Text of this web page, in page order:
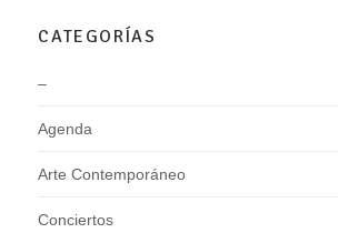
CATEGORÍAS
–
Agenda
Arte Contemporáneo
Conciertos